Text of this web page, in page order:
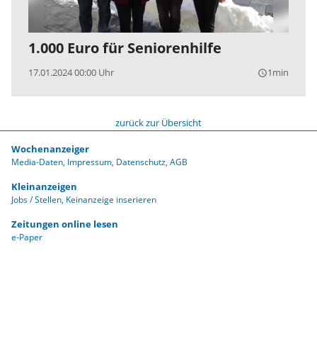
1.000 Euro für Seniorenhilfe
17.01.2024 00:00 Uhr query_builder1min
zurück zur Übersicht
Wochenanzeiger
Media-Daten Impressum Datenschutz AGB
Kleinanzeigen
Jobs / Stellen Keinanzeige inserieren
Zeitungen online lesen
e-Paper